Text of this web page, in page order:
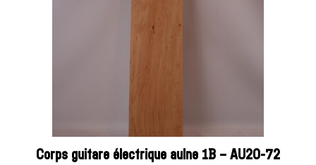
Corps guitare électrique aulne 1B – AU20-72